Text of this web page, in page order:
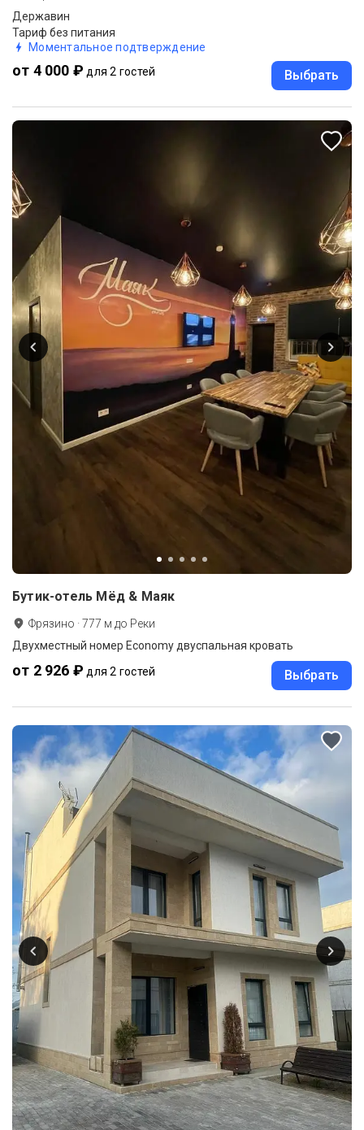
Державин
Тариф без питания
Моментальное подтверждение
от 4 000 ₽ для 2 гостей Выбрать
Бутик-отель Мёд & Маяк
Фрязино ·777 м до Реки
Двухместный номер Economy двуспальная кровать
от 2 926 ₽ для 2 гостей Выбрать